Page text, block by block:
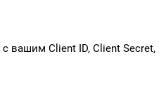
с вашим Client ID, Client Secret,